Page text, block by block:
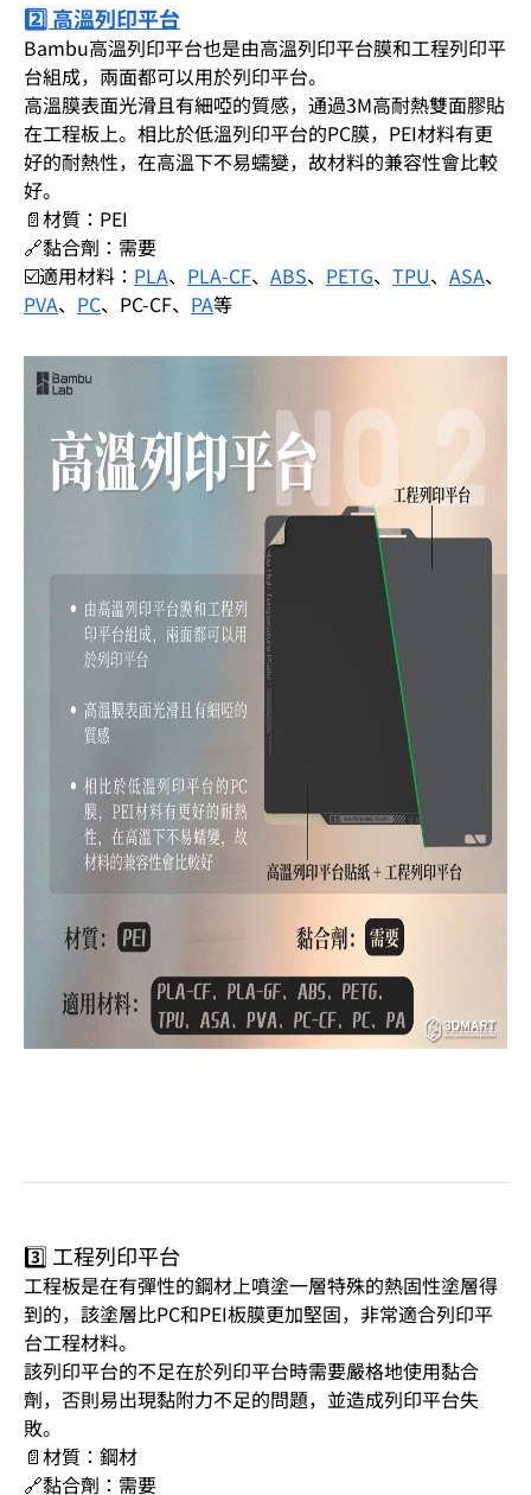
2️⃣ 高溫列印平台
Bambu高溫列印平台也是由高溫列印平台膜和工程列印平
台組成，兩面都可以用於列印平台。
高溫膜表面光滑且有細啞的質感，通過3M高耐熱雙面膠貼
在工程板上。相比於低溫列印平台的PC膜，PEI材料有更
好的耐熱性，在高溫下不易蠕變，故材料的兼容性會比較
好。
📄材質：PEI
🔗黏合劑：需要
☑️適用材料： PLA、 PLA-CF、 ABS、 PETG、 TPU、 ASA、
PVA、 PC、PC-CF、 PA等
3️⃣ 工程列印平台
工程板是在有彈性的鋼材上噴塗一層特殊的熱固性塗層得
到的，該塗層比PC和PEI板膜更加堅固，非常適合列印平
台工程材料。
該列印平台的不足在於列印平台時需要嚴格地使用黏合
劑，否則易出現黏附力不足的問題，並造成列印平台失
敗。
📄材質：鋼材
🔗黏合劑：需要